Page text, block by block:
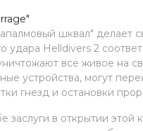
шквал" делает
удара Helldivers 2
все живое на
устройства, могут
гнезд и остановки
заслуги в открытии